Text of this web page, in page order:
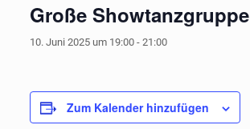
Große Showtanzgruppe
10. Juni 2025 um 19:00- 21:00
Zum Kalender hinzufügen